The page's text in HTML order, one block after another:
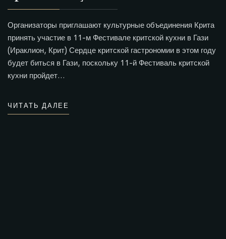
Организаторы приглашают культурные объединения Крита
принять участие в 11-м Фестивале критской кухни в Гази
(Ираклион, Крит) Сердце критской гастрономии в этом году
будет биться в Гази, поскольку 11-й Фестиваль критской
кухни пройдет…
ЧИТАТЬ ДАЛЕЕ